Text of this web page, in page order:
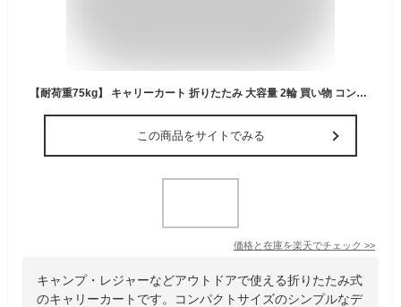
【耐荷重75kg】 キャリーカート 折りたたみ 大容量 2輪 買い物 コンパクト 折り畳み アウトドア 灯油 キャリー 折畳み キャスター付き 持ち運び キャンプ カート レジャー 運動会 台車 運搬 車 トランク スチール 転落防止ベルト お花見 BBQ ブルー ブラック 送料無料
この商品をサイトでみる
価格と在庫を楽天でチェック >>
キャンプ・レジャーなどアウトドアで使える折りたたみ式
のキャリーカートです。コンパクトサイズのシンプルなデ